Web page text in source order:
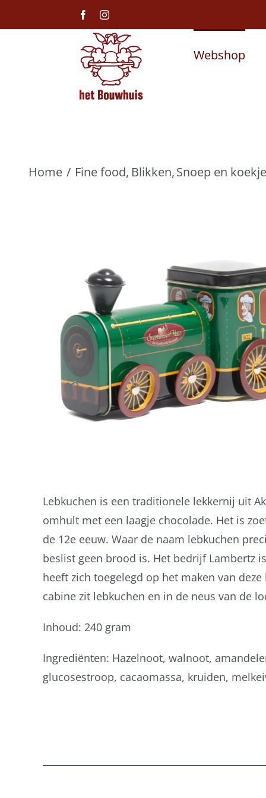
naar
FacebookInstagram
Webshop
Home Fine food Blikken Snoep en
Lebkuchen is een traditionele lekkernij uit
omhult met een laagje chocolade. Het is
de 12e eeuw. Waar de naam lebkuchen
beslist geen brood is. Het bedrijf Lambertz
heeft zich toegelegd op het maken van
cabine zit lebkuchen en in de neus van de
Inhoud: 240 gram
Ingrediënten: Hazelnoot, walnoot,
glucosestroop, cacaomassa, kruiden,